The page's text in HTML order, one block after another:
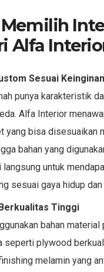
Memilih
Alfa
Sesuai Keinginan
punya karakteristik
Alfa Interior
yang bisa disesuaikan
bahan yang
untuk
sesuai gaya hidup
Tinggi
bahan material
seperti plywood
melamin yang